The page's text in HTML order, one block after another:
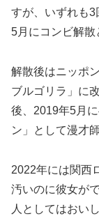
すが、いずれも
5月にコンビ解散
解散後はニッポ
ブルゴリラ」に
後、2019年5月
ン」として漫才
2022年には関西
汚いのに彼女が
人としてはおい